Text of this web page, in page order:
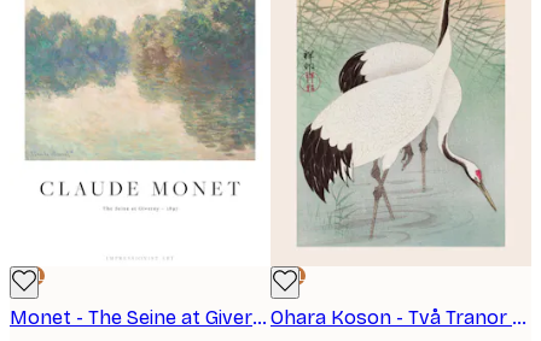
DEAL
Monet - The Seine at Giverny Poster
DEAL
Ohara Koson - Två Tranor Poster